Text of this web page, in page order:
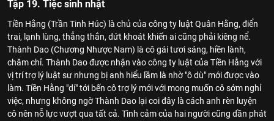
Tập 19. Tiệc sinh nhật
Tiền Hằng (Trần Tinh Húc) là chủ của công ty luật Quân Hằng, điển
trai, lạnh lùng, thẳng thắn, dứt khoát khiến ai cũng phải kiêng nể.
Thành Dao (Chương Nhược Nam) là cô gái tươi sáng, hiền lành,
chăm chỉ. Thành Dao được nhận vào công ty luật của Tiền Hằng với
vị trí trợ lý luật sư nhưng bị anh hiểu lầm là nhờ "ô dù" mới được vào
làm. Tiền Hằng "dí" tới bến cô trợ lý mới với mong muốn cô sớm nghỉ
việc, nhưng không ngờ Thành Dao lại coi đây là cách anh rèn luyện
cô nên nỗ lực vượt qua tất cả. Tình cảm của hai người cũng dần phát